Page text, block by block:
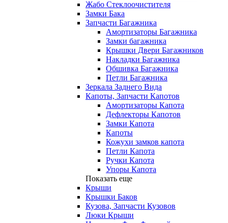
Жабо Стеклоочистителя
Замки Бака
Запчасти Багажника
Амортизаторы Багажника
Замки багажника
Крышки Двери Багажников
Накладки Багажника
Обшивка Багажника
Петли Багажника
Зеркала Заднего Вида
Капоты, Запчасти Капотов
Амортизаторы Капота
Дефлекторы Капотов
Замки Капота
Капоты
Кожухи замков капота
Петли Капота
Ручки Капота
Упоры Капота
Показать еще
Крыши
Крышки Баков
Кузова, Запчасти Кузовов
Люки Крыши